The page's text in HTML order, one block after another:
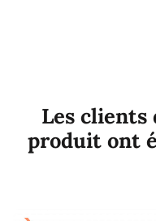
Les clients
produit ont